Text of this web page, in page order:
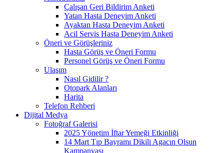
Çalışan Geri Bildirim Anketi
Yatan Hasta Deneyim Anketi
Ayaktan Hasta Deneyim Anketi
Acil Servis Hasta Deneyim Anketi
Öneri ve Görüşleriniz
Hasta Görüş ve Öneri Formu
Personel Görüş ve Öneri Formu
Ulaşım
Nasıl Gidilir ?
Otopark Alanları
Harita
Telefon Rehberi
Dijital Medya
Fotoğraf Galerisi
2025 Yönetim İftar Yemeği Etkinliği
14 Mart Tıp Bayramı Dikili Agacın Olsun
Kampanyası